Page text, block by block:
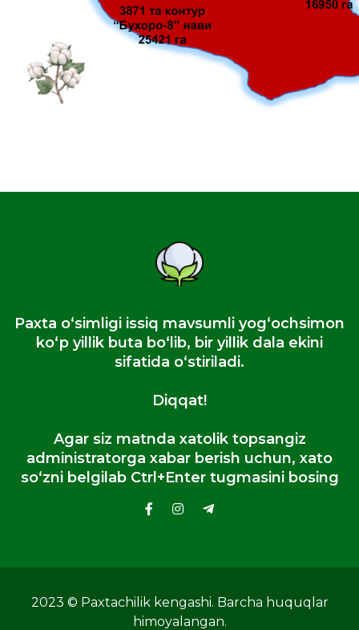
Paxta oʻsimligi issiq mavsumli yogʻochsimon
koʻp yillik buta boʻlib, bir yillik dala ekini
sifatida oʻstiriladi.
Diqqat!
Agar siz matnda xatolik topsangiz
administratorga xabar berish uchun, xato
so‘zni belgilab Ctrl+Enter tugmasini bosing
2023 © Paxtachilik kengashi. Barcha huquqlar
himoyalangan.